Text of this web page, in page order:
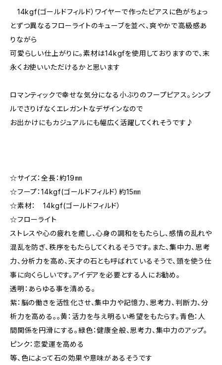
14kgf(ゴールドフィルド）ワイヤーで作ったピアスに色がちょっ
とずつ異なるフローライトのキューブを並べ、爽やかで高級感あ
りながら
可愛らしい仕上がりに。素材は14kgfを使用しておりますので、末
永くお使いいただけるかと思います
ロマンティックで幸せな気分になる小ぶりのフープピアス。シンプ
ルでさりげなくエレガントなデザインなので
お出かけにもカジュアルにも幅広く活躍してくれそうです♪
☆サイズ：全長：約19㎜
☆フープ：14kgf(ゴールドフィルド）約15㎜
☆素材： 14kgf(ゴールドフィルド）
☆フローライト
ストレスや心の疲れを癒し、心身の調和をもたらし、感情の乱れや
混乱を防ぎ、秩序をもたらしてくれるそうです。また、集中力、思考
力、分析力を高め、天才の石とも呼ばれているそうで、頭を使う仕
事に向くらしいです。アイデアを必要とする人にお勧め。
透明：あらゆる事を清める。
紫：脳の働きを活性化させ、集中力や記憶力、思考力、判断力、分
析力を高める。。黄：活力を与え明るい希望をもたらす。青色：人
間関係を円滑にする。緑色：健康全般、思考力、集中力のアップ。
ピンク：恋愛運を高める
等、色によって石の効果や意味があるそうです